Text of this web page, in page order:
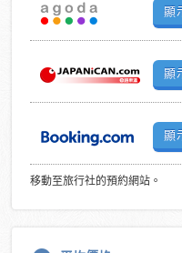
顯
顯
顯
移動至旅行社的預約網站。